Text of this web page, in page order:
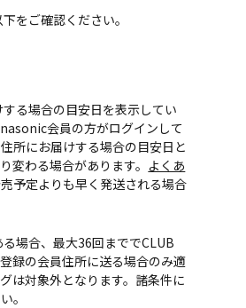
をご確認ください。
る場合の目安日を表示してい
会員の方がログインして
所にお届けする場合の目安日と
変わる場合があります。 よくあ
予定よりも早く発送される場合
場合、最大36回まででCLUB
録の会員住所に送る場合のみ適
は対象外となります。諸条件に
。